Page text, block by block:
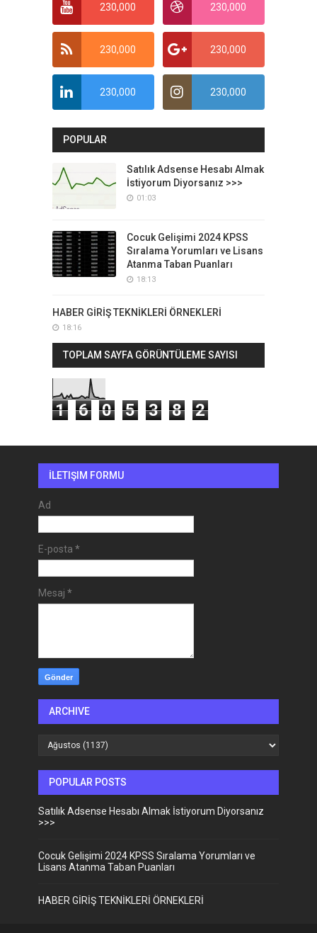
230,000 230,000
230,000 230,000
230,000 230,000
POPULAR
Satılık Adsense Hesabı Almak
İstiyorum Diyorsanız >>>
01:03
Cocuk Gelişimi 2024 KPSS
Sıralama Yorumları ve Lisans
Atanma Taban Puanları
18:13
HABER GİRİŞ TEKNİKLERİ ÖRNEKLERİ
18:16
TOPLAM SAYFA GÖRÜNTÜLEME SAYISI
1 6 0 5 3 8 2
İLETIŞIM FORMU
Ad
E-posta *
Mesaj *
ARCHIVE
POPULAR POSTS
Satılık Adsense Hesabı Almak İstiyorum Diyorsanız
>>>
Cocuk Gelişimi 2024 KPSS Sıralama Yorumları ve
Lisans Atanma Taban Puanları
HABER GİRİŞ TEKNİKLERİ ÖRNEKLERİ